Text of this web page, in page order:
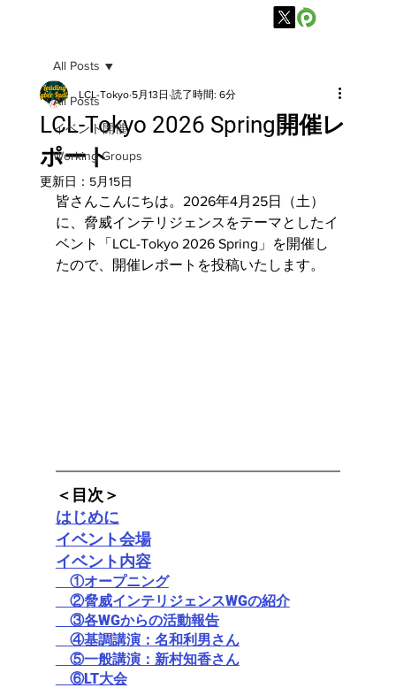
All Posts
イベント開催
Working Groups
All Posts
LCL-Tokyo 2026 Spring開催レ
ポート
LCL-Tokyo 5月13日 読了時間: 6分
更新日： 5月15日
皆さんこんにちは。2026年4月25日（土）
に、脅威インテリジェンスをテーマとしたイ
ベント「LCL-Tokyo 2026 Spring」を開催し
たので、開催レポートを投稿いたします。
＜目次＞
はじめに
イベント会場
イベント内容
①オープニング
②脅威インテリジェンスWGの紹介
③各WGからの活動報告
④基調講演：名和利男さん
⑤一般講演：新村知香さん
⑥LT大会